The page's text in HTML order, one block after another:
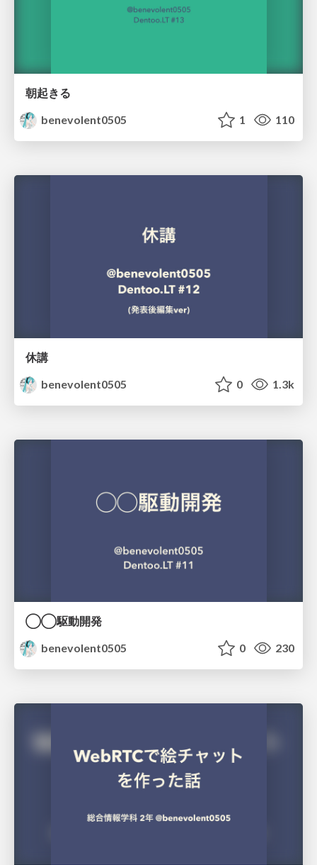
朝起きる
benevolent0505
1 110
休講
benevolent0505
0 1.3k
◯◯駆動開発
benevolent0505
0 230